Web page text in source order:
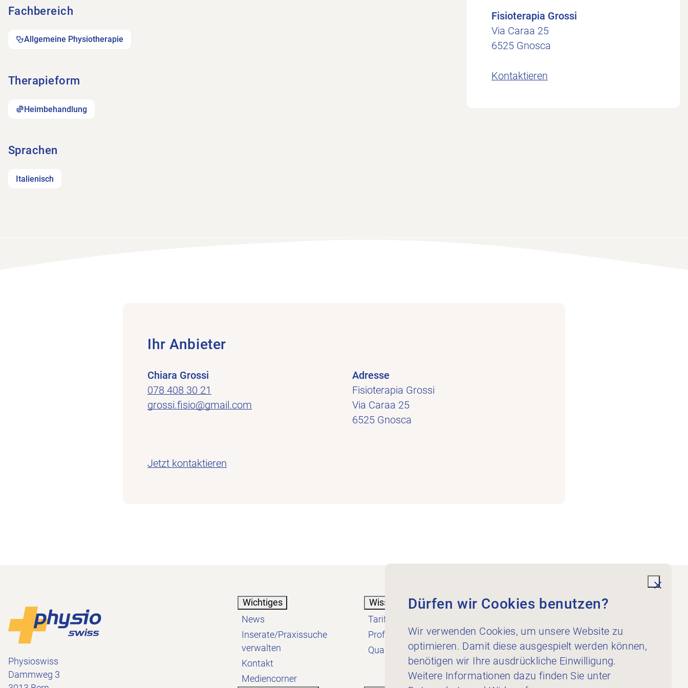
Fachbereich
Allgemeine Physiotherapie
Therapieform
Heimbehandlung
Sprachen
Italienisch
Fisioterapia Grossi
Via Caraa 25
6525 Gnosca
Kontaktieren
Ihr Anbieter
Chiara Grossi
078 408 30 21
grossi.fisio@gmail.com
Adresse
Fisioterapia Grossi
Via Caraa 25
6525 Gnosca
Jetzt kontaktieren
Footer
Physioswiss
Dammweg 3
Wichtiges
News
Inserate/Praxissuche
verwalten
Kontakt
Mediencorner
Wissen
Tarif
Profession
Qualität
Dienstleistungen
Für Inserent:innen
Dürfen wir Cookies benutzen?
Wir verwenden Cookies, um unsere Website zu
optimieren. Damit diese ausgespielt werden können,
benötigen wir Ihre ausdrückliche Einwilligung.
Weitere Informationen dazu finden Sie unter